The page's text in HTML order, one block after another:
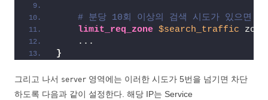
# 분당 10회 이상의 검색 시도가 있으
limit_req_zone $search_traffic
    ...
}
그리고 나서 server 영역에는 이러한 시도가 5번을 넘기면 차단
하도록 다음과 같이 설정한다. 해당 IP는 Service